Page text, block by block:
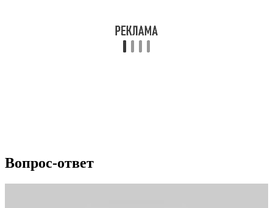
Вопрос-ответ